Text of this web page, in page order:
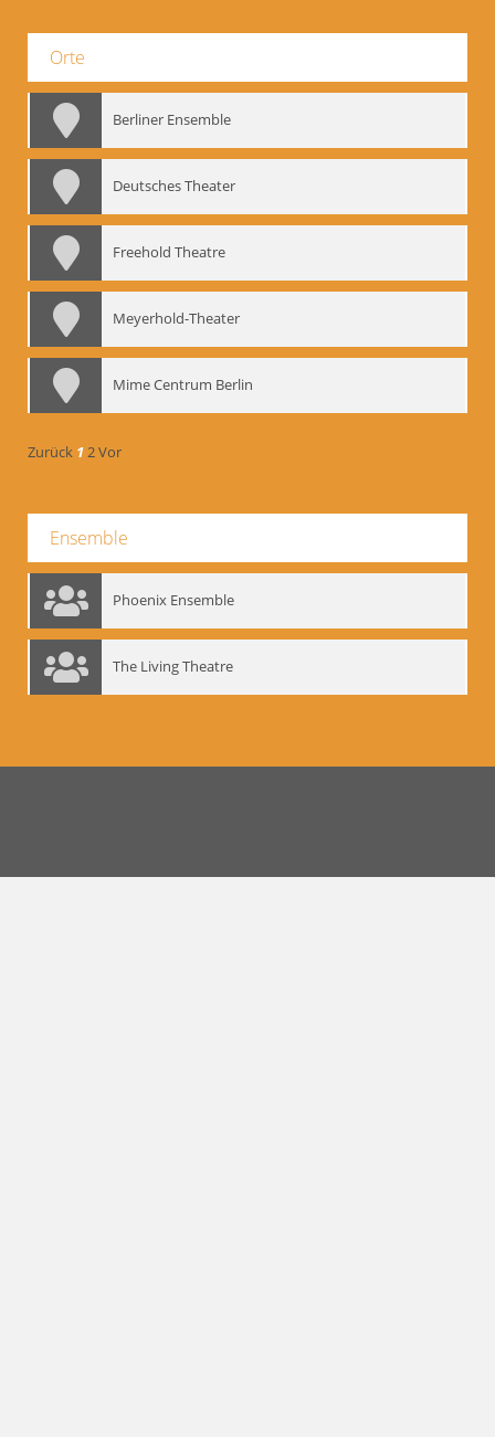
Orte
Berliner Ensemble
Deutsches Theater
Freehold Theatre
Meyerhold-Theater
Mime Centrum Berlin
Zurück 12Vor
Ensemble
Phoenix Ensemble
The Living Theatre